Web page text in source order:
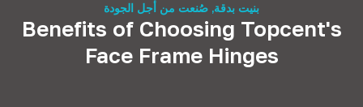
بنيت بدقة, صُنعت من أجل الجودة
Benefits of Choosing Topcent's
Face Frame Hinges